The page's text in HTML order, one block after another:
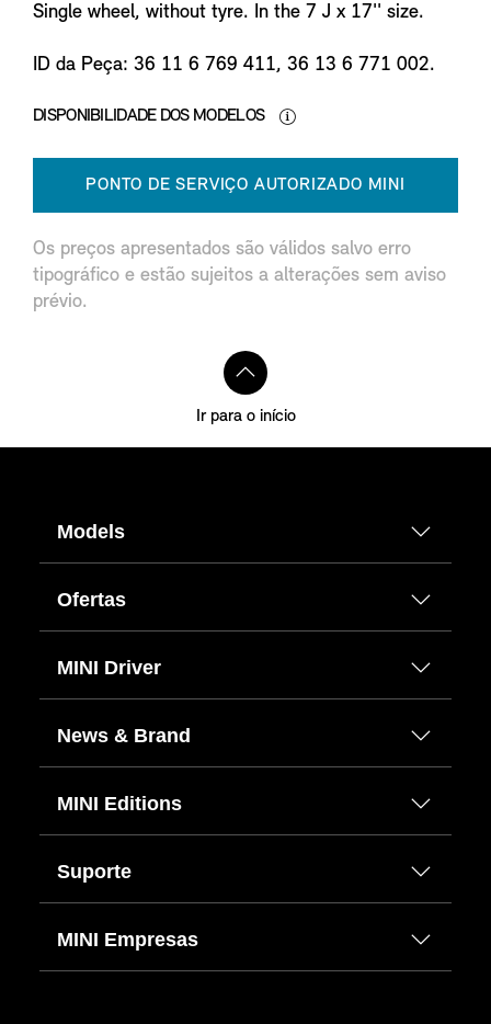
Single wheel, without tyre. In the 7 J x 17'' size.
ID da Peça: 36 11 6 769 411, 36 13 6 771 002.
DISPONIBILIDADE DOS MODELOS
PONTO DE SERVIÇO AUTORIZADO MINI
Os preços apresentados são válidos salvo erro
tipográfico e estão sujeitos a alterações sem aviso
prévio.
Ir para o início
Models
Ofertas
MINI Driver
News & Brand
MINI Editions
Suporte
MINI Empresas